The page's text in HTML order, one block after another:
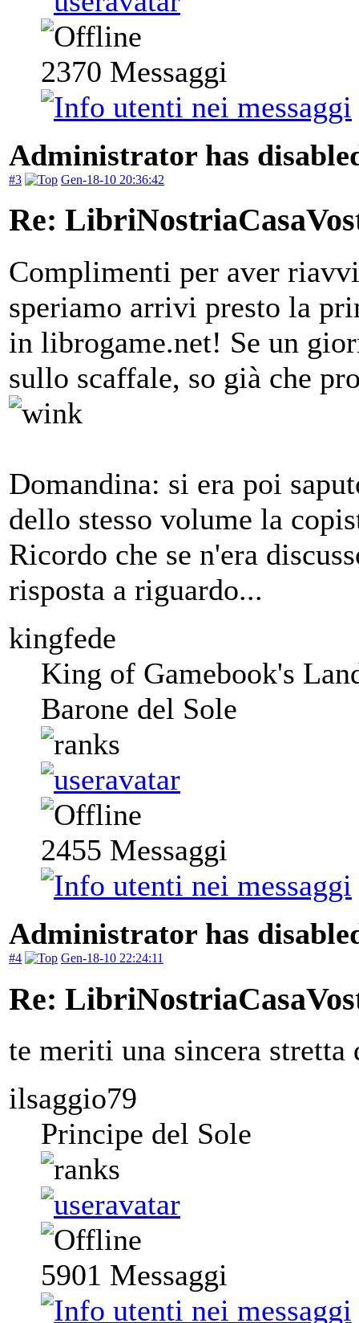
2370 Messaggi
Administrator has
#3 Gen-18-10 20:36:42
Re:
Complimenti per aver
speriamo arrivi presto la
in librogame.net! Se un
sullo scaffale, so già che
Domandina: si era poi
dello stesso volume la
Ricordo che se n'era
risposta a riguardo...
kingfede
King of Gamebook's
Barone del Sole
2455 Messaggi
Administrator has
#4 Gen-18-10 22:24:11
Re:
te meriti una sincera stretta
ilsaggio79
Principe del Sole
5901 Messaggi